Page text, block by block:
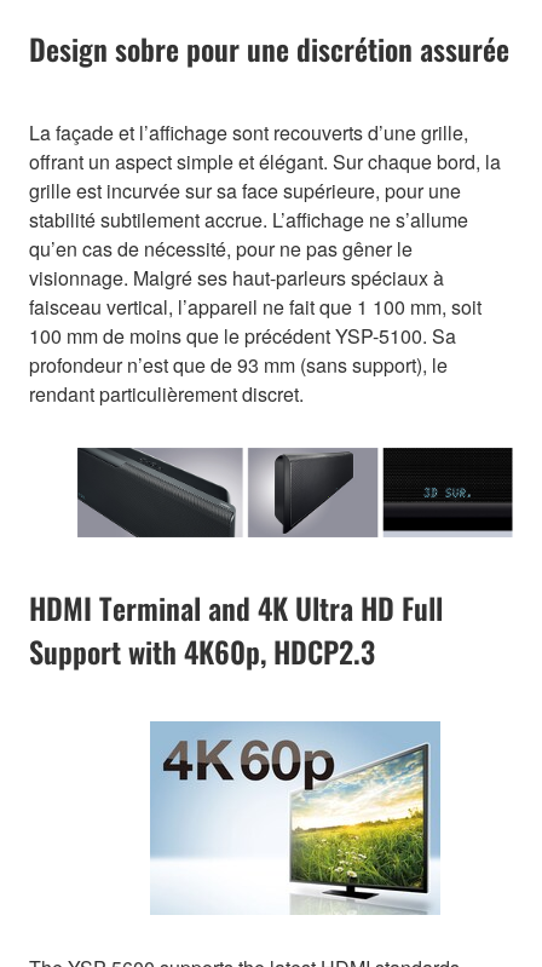
Design sobre pour une discrétion assurée
La façade et l’affichage sont recouverts d’une grille,
offrant un aspect simple et élégant. Sur chaque bord, la
grille est incurvée sur sa face supérieure, pour une
stabilité subtilement accrue. L’affichage ne s’allume
qu’en cas de nécessité, pour ne pas gêner le
visionnage. Malgré ses haut-parleurs spéciaux à
faisceau vertical, l’appareil ne fait que 1 100 mm, soit
100 mm de moins que le précédent YSP-5100. Sa
profondeur n’est que de 93 mm (sans support), le
rendant particulièrement discret.
HDMI Terminal and 4K Ultra HD Full
Support with 4K60p, HDCP2.3